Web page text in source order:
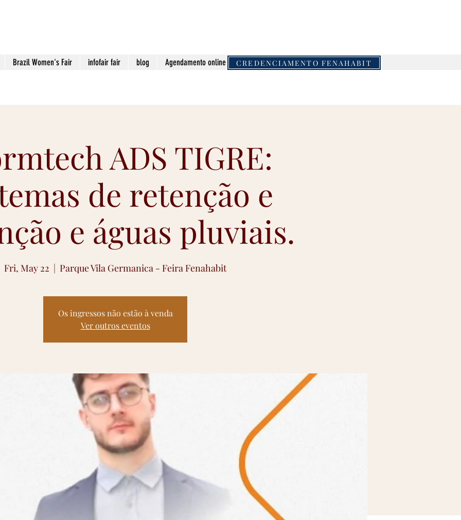
Brazil Women's Fair infofair fair blog Agendamento online CREDENCIAMENTO FENAHABIT
ADS TIGRE:
de retenção e
e águas pluviais.
Fri, May 22
  |
Parque Vila Germanica - Feira Fenahabit
Os ingressos não estão à venda
Ver outros eventos